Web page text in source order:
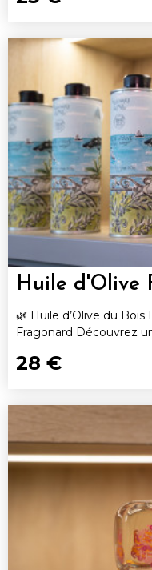
Huile d'Olive
🌿 Huile d’Olive du
Fragonard Découvrez
28 €